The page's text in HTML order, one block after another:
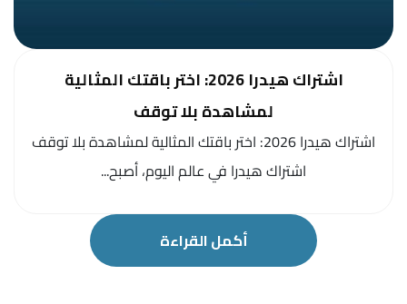
اشتراك هيدرا 2026: اختر باقتك المثالية
لمشاهدة بلا توقف
اشتراك هيدرا 2026: اختر باقتك المثالية لمشاهدة بلا توقف
اشتراك هيدرا في عالم اليوم، أصبح...
أكمل القراءة